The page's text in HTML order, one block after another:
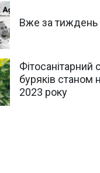
Вже за тиждень
Фітосанітарний
буряків станом
2023 року